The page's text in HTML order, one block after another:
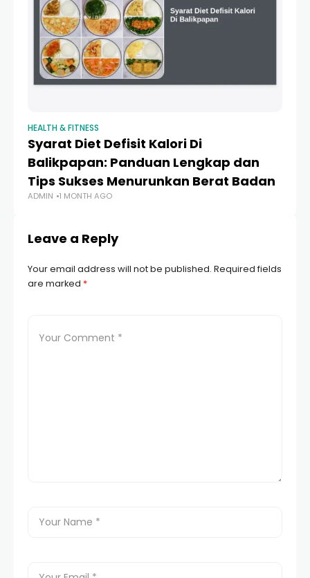
HEALTH & FITNESS
Syarat Diet Defisit Kalori Di
Balikpapan: Panduan Lengkap dan
Tips Sukses Menurunkan Berat Badan
ADMIN 1 MONTH AGO
Leave a Reply
Your email address will not be published. Required fields
are marked *